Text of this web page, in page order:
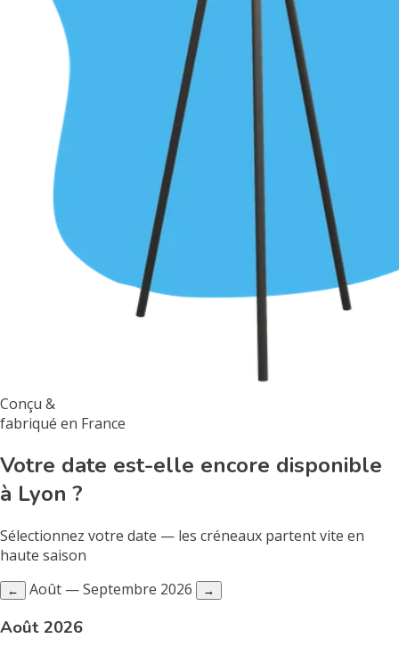
Conçu &
fabriqué en France
Votre date est-elle encore disponible
à Lyon ?
Sélectionnez votre date — les créneaux partent vite en
haute saison
← Août — Septembre 2026 →
Août 2026